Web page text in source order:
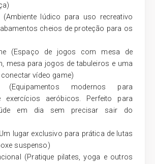
(Ambiente lúdico para uso recreativo
cheios de proteção para os
(Espaço de jogos com mesa de
mesa para jogos de tabuleiros e uma
vídeo game)
(Equipamentos modernos para
exercícios aeróbicos. Perfeito para
em dia sem precisar sair do
lugar exclusivo para prática de lutas
suspenso)
(Pratique pilates, yoga e outros